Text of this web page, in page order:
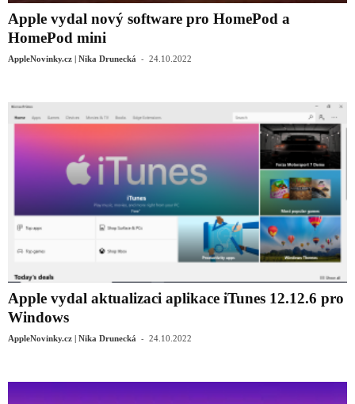
Apple vydal nový software pro HomePod a
HomePod mini
AppleNovinky.cz | Nika Drunecká - 24.10.2022
Apple vydal aktualizaci aplikace iTunes 12.12.6 pro
Windows
AppleNovinky.cz | Nika Drunecká - 24.10.2022